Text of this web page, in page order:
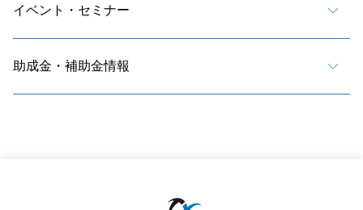
イベント・セミナー
助成金・補助金情報